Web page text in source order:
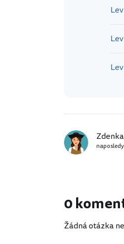
Zdenka
0
Žádná otázka